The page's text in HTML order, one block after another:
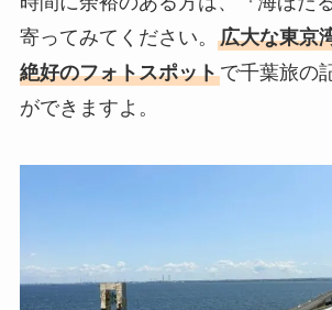
寄ってみてください。 広大な東京
絶好のフォトスポットで千葉旅の
ができますよ。